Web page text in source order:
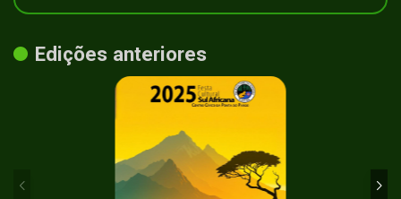
Edições anteriores